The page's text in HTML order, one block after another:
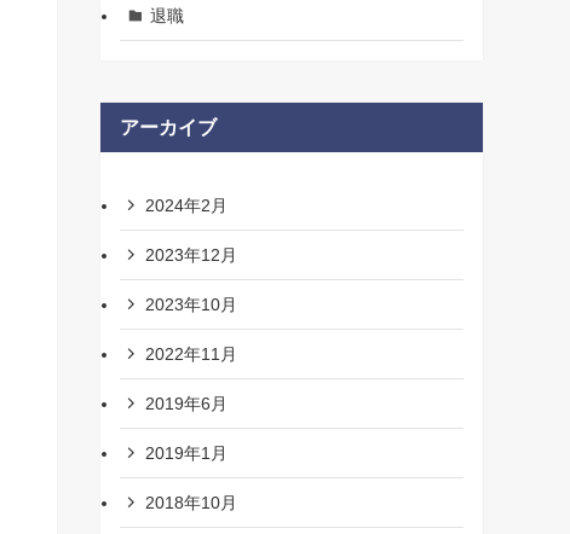
退職
アーカイブ
2024年2月
2023年12月
2023年10月
2022年11月
2019年6月
2019年1月
2018年10月